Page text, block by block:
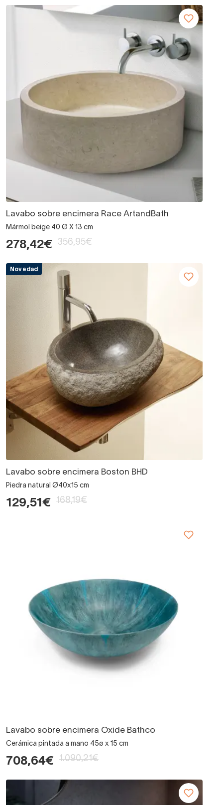
Lavabo sobre encimera Race ArtandBath
Mármol beige 40 Ø X 13 cm
278,42€ 356,95€
Novedad
Lavabo sobre encimera Boston BHD
Piedra natural Ø40x15 cm
129,51€ 168,19€
Lavabo sobre encimera Oxide Bathco
Cerámica pintada a mano 45ø x 15 cm
708,64€ 1.090,21€